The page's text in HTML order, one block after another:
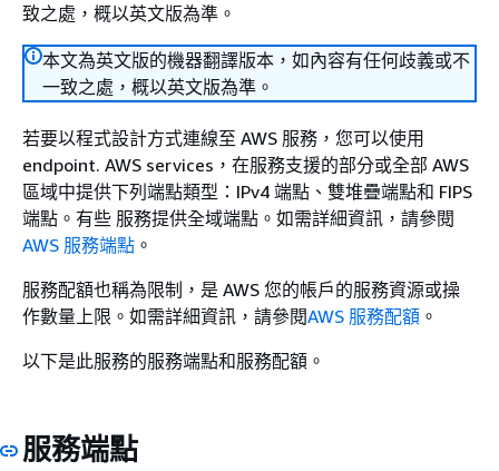
致之處，概以英文版為準。
本文為英文版的機器翻譯版本，如內容有任何歧義或不
一致之處，概以英文版為準。
若要以程式設計方式連線至 AWS 服務，您可以使用
endpoint. AWS services，在服務支援的部分或全部 AWS
區域中提供下列端點類型：IPv4 端點、雙堆疊端點和 FIPS
端點。有些 服務提供全域端點。如需詳細資訊，請參閱
AWS 服務端點 。
服務配額也稱為限制，是 AWS 您的帳戶的服務資源或操
作數量上限。如需詳細資訊，請參閱AWS 服務配額 。
以下是此服務的服務端點和服務配額。
服務端點